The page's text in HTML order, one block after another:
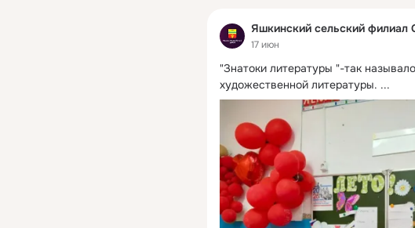
Яшкинский сельский филиал
17 июн
"Знатоки литературы "-так
художественной литературы. ...